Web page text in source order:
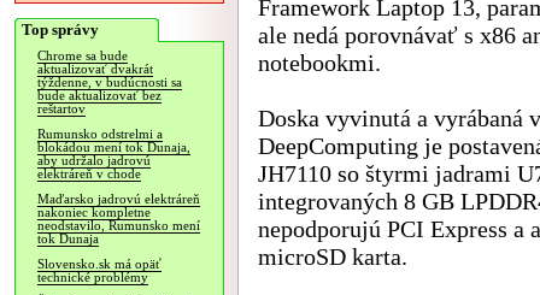
Top správy
Chrome sa bude
aktualizovať dvakrát
týždenne, v budúcnosti sa
bude aktualizovať bez
reštartov
Rumunsko odstrelmi a
blokádou mení tok Dunaja,
aby udržalo jadrovú
elektráreň v chode
Maďarsko jadrovú elektráreň
nakoniec kompletne
neodstavilo, Rumunsko mení
tok Dunaja
Slovensko.sk má opäť
technické problémy
Framework Laptop 13,
ale nedá porovnávať s x86
notebookmi.
Doska vyvinutá a vyrábaná
DeepComputing je
JH7110 so štyrmi jadrami
integrovaných 8 GB
nepodporujú PCI Express a
microSD karta.